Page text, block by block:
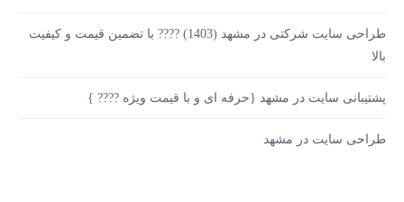
طراحی سایت شرکتی در مشهد (1403) ???? با تضمین قیمت و کیفیت
بالا
پشتیبانی سایت در مشهد {حرفه ای و با قیمت ویژه ???? }
طراحی سایت در مشهد